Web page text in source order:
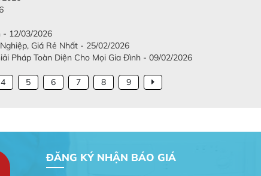
- 12/03/2026
Giá Rẻ Nhất - 25/02/2026
Pháp Toàn Diện Cho Mọi Gia Đình - 09/02/2026
4 5 6 7 8 9
ĐĂNG KÝ NHẬN BÁO GIÁ